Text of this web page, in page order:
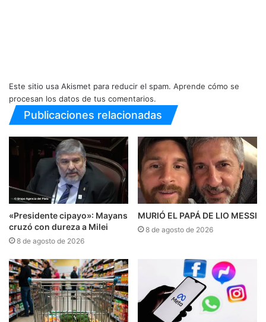
Este sitio usa Akismet para reducir el spam. Aprende cómo se
procesan los datos de tus comentarios.
Publicaciones relacionadas
«Presidente cipayo»: Mayans
cruzó con dureza a Milei
8 de agosto de 2026
MURIÓ EL PAPÁ DE LIO MESSI
8 de agosto de 2026